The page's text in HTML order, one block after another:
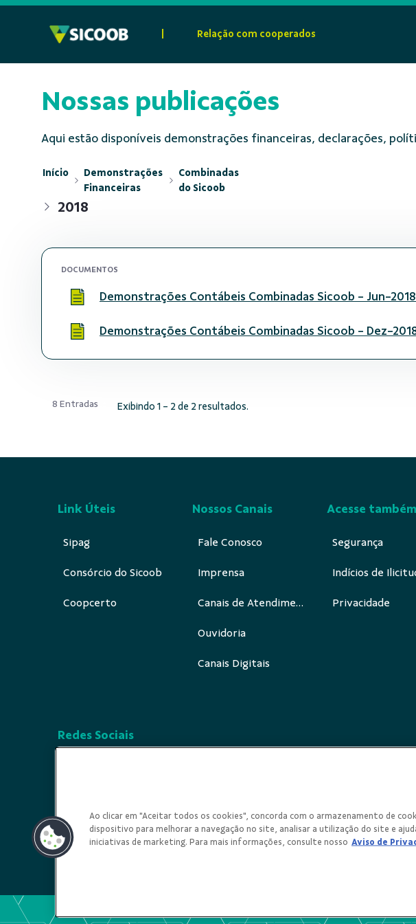
Relação com cooperados
Nossas publicações
Aqui estão disponíveis demonstrações financeiras, declarações,
Início
Demonstrações
Financeiras
Combinadas
do Sicoob
2018
DOCUMENTOS
Demonstrações Contábeis Combinadas Sicoob - Jun-
Demonstrações Contábeis Combinadas Sicoob - Dez-
8 Entradas Exibindo 1 - 2 de 2 resultados.
Link Úteis
Sipag
Consórcio do Sicoob
Coopcerto
Nossos Canais
Fale Conosco
Imprensa
Canais de Atendimento
Ouvidoria
Canais Digitais
Acesse também
Segurança
Indícios de
Privacidade
Redes Sociais
Ao clicar em "Aceitar todos os cookies", concorda com o armazenamento de
dispositivo para melhorar a navegação no site, analisar a utilização do site e
iniciativas de marketing. Para mais informações, consulte nosso Aviso de